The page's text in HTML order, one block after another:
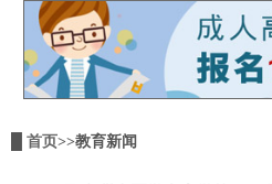
首页>>教育新闻